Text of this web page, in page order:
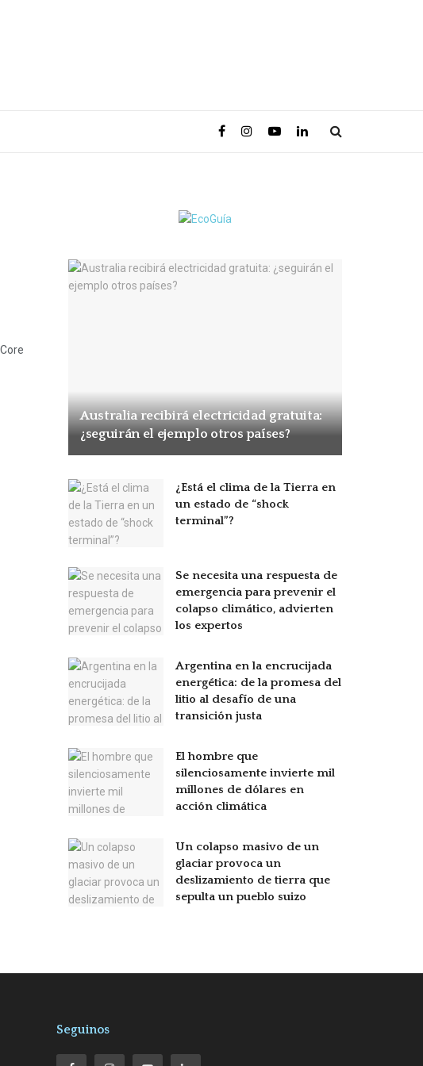
Australia recibirá electricidad gratuita:
¿seguirán el ejemplo otros países?
¿Está el clima de la Tierra en
un estado de “shock
terminal”?
Se necesita una respuesta de
emergencia para prevenir el
colapso climático, advierten
los expertos
Argentina en la encrucijada
energética: de la promesa del
litio al desafío de una
transición justa
El hombre que
silenciosamente invierte mil
millones de dólares en
acción climática
Un colapso masivo de un
glaciar provoca un
deslizamiento de tierra que
sepulta un pueblo suizo
Seguinos